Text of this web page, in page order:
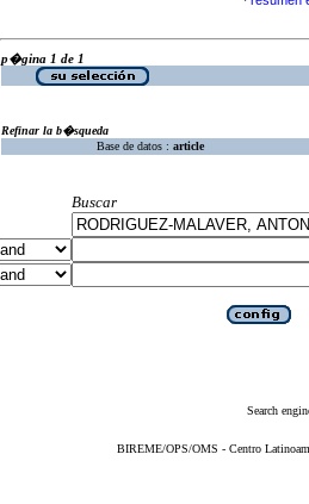
p�gina 1 de 1
Refinar la b�squeda
Base de datos : article
Buscar
Search
BIREME/OPS/OMS - Centro